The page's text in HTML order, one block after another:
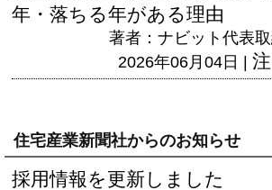
年・落ちる年がある理由
著者：ナビット代表
2026年06月04日 |
住宅産業新聞社からのお知らせ
採用情報を更新しました